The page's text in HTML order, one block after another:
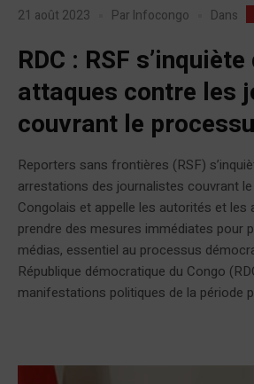
21 août 2023 Par Infocongo Dans
RDC : RSF
attaques contre les
couvrant le
Reporters sans frontières (RSF)
arrestations des journalistes couvrant
Congolais et appelle les autorités et les
prendre des mesures immédiates pour
médias, essentiel au processus
République démocratique du Congo
manifestations politiques de la période